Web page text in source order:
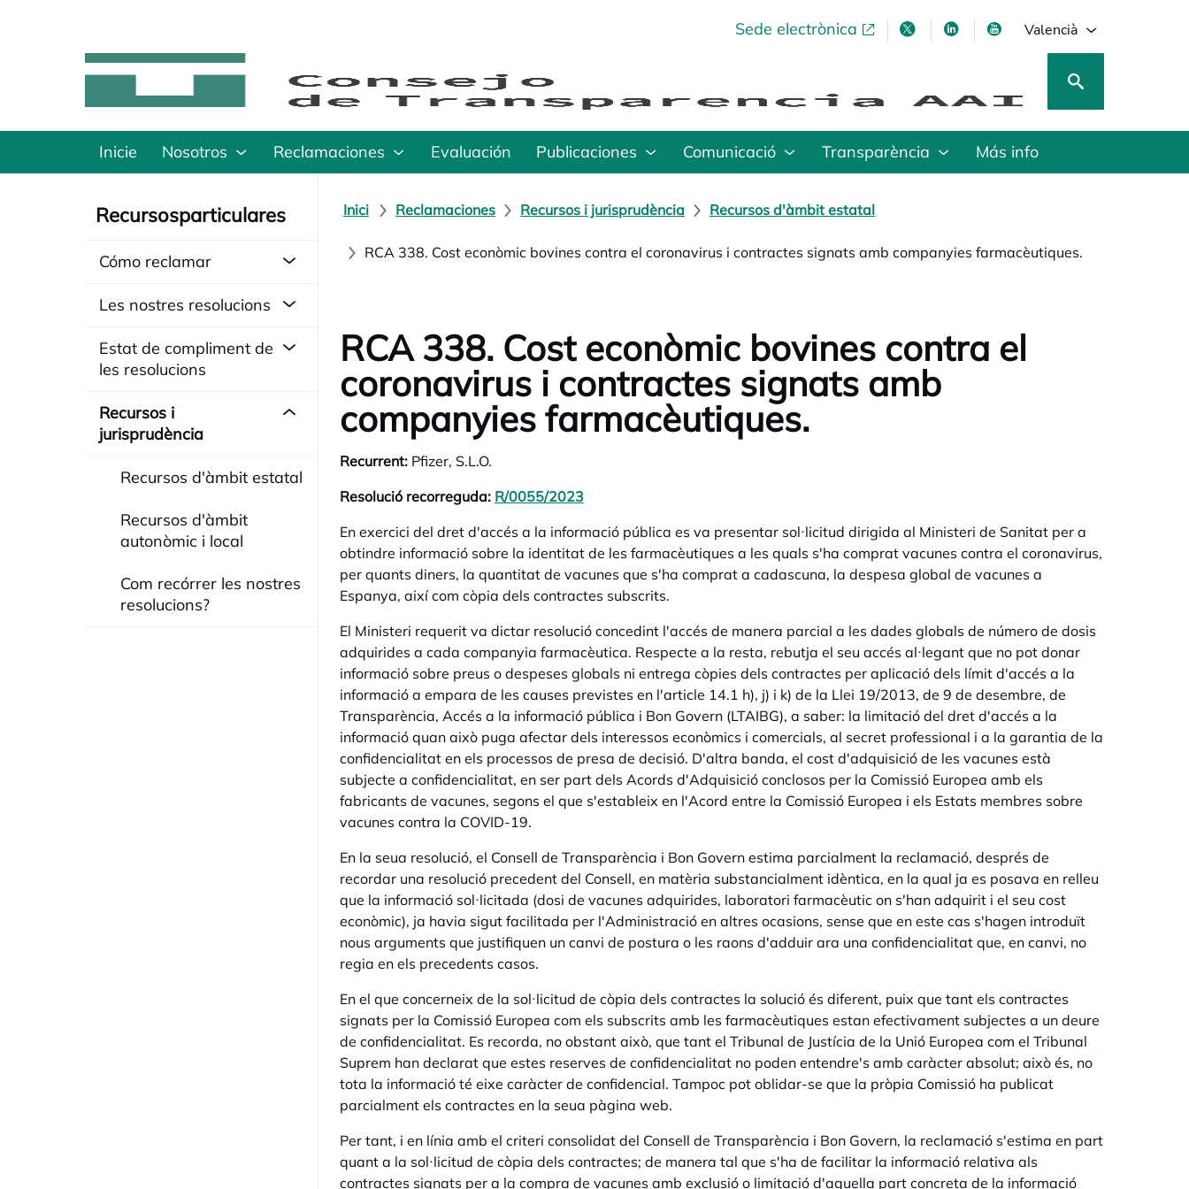
Sede electrònicaopens in a new tabopens in a new tab
opens in a new tab
opens in a new tab
Valencià
Inicie Nosotros Reclamaciones Evaluación Publicaciones Comunicació Transparència Más info
Recursosparticulares
Cómo reclamar
Les nostres resolucions
Estat de compliment de
les resolucions
Recursos i
jurisprudència
Recursos d'àmbit estatal
Recursos d'àmbit
autonòmic i local
Com recórrer les nostres
resolucions?
Inici Reclamaciones Recursos i jurisprudència Recursos d'àmbit estatal
RCA 338. Cost econòmic bovines contra el coronavirus i contractes signats amb companyies farmacèutiques.
RCA 338. Cost econòmic bovines contra el
coronavirus i contractes signats amb
companyies farmacèutiques.
Recurrent: Pfizer, S.L.O.
Resolució recorreguda: R/0055/2023
En exercici del dret d'accés a la informació pública es va presentar sol·licitud dirigida al Ministeri de Sanitat per a
obtindre informació sobre la identitat de les farmacèutiques a les quals s'ha comprat vacunes contra el coronavirus,
per quants diners, la quantitat de vacunes que s'ha comprat a cadascuna, la despesa global de vacunes a
Espanya, així com còpia dels contractes subscrits.
El Ministeri requerit va dictar resolució concedint l'accés de manera parcial a les dades globals de número de dosis
adquirides a cada companyia farmacèutica. Respecte a la resta, rebutja el seu accés al·legant que no pot donar
informació sobre preus o despeses globals ni entrega còpies dels contractes per aplicació dels límit d'accés a la
informació a empara de les causes previstes en l'article 14.1 h), j) i k) de la Llei 19/2013, de 9 de desembre, de
Transparència, Accés a la informació pública i Bon Govern (LTAIBG), a saber: la limitació del dret d'accés a la
informació quan això puga afectar dels interessos econòmics i comercials, al secret professional i a la garantia de la
confidencialitat en els processos de presa de decisió. D'altra banda, el cost d'adquisició de les vacunes està
subjecte a confidencialitat, en ser part dels Acords d'Adquisició conclosos per la Comissió Europea amb els
fabricants de vacunes, segons el que s'estableix en l'Acord entre la Comissió Europea i els Estats membres sobre
vacunes contra la COVID-19.
En la seua resolució, el Consell de Transparència i Bon Govern estima parcialment la reclamació, després de
recordar una resolució precedent del Consell, en matèria substancialment idèntica, en la qual ja es posava en relleu
que la informació sol·licitada (dosi de vacunes adquirides, laboratori farmacèutic on s'han adquirit i el seu cost
econòmic), ja havia sigut facilitada per l'Administració en altres ocasions, sense que en este cas s'hagen introduït
nous arguments que justifiquen un canvi de postura o les raons d'adduir ara una confidencialitat que, en canvi, no
regia en els precedents casos.
En el que concerneix de la sol·licitud de còpia dels contractes la solució és diferent, puix que tant els contractes
signats per la Comissió Europea com els subscrits amb les farmacèutiques estan efectivament subjectes a un deure
de confidencialitat. Es recorda, no obstant això, que tant el Tribunal de Justícia de la Unió Europea com el Tribunal
Suprem han declarat que estes reserves de confidencialitat no poden entendre's amb caràcter absolut; això és, no
tota la informació té eixe caràcter de confidencial. Tampoc pot oblidar-se que la pròpia Comissió ha publicat
parcialment els contractes en la seua pàgina web.
Per tant, i en línia amb el criteri consolidat del Consell de Transparència i Bon Govern, la reclamació s'estima en part
quant a la sol·licitud de còpia dels contractes; de manera tal que s'ha de facilitar la informació relativa als
contractes signats per a la compra de vacunes amb exclusió o limitació d'aquella part concreta de la informació